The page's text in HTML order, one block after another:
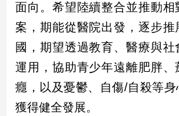
面向。希望陸續整合並推動相
案，期能從醫院出發，逐步推
國，期望透過教育、醫療與社
運用，協助青少年遠離肥胖、
癮，以及憂鬱、自傷/自殺等
獲得健全發展。